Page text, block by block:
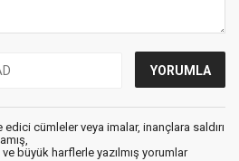
cümleler veya imalar, inançlara saldırı
büyük harflerle yazılmış yorumlar